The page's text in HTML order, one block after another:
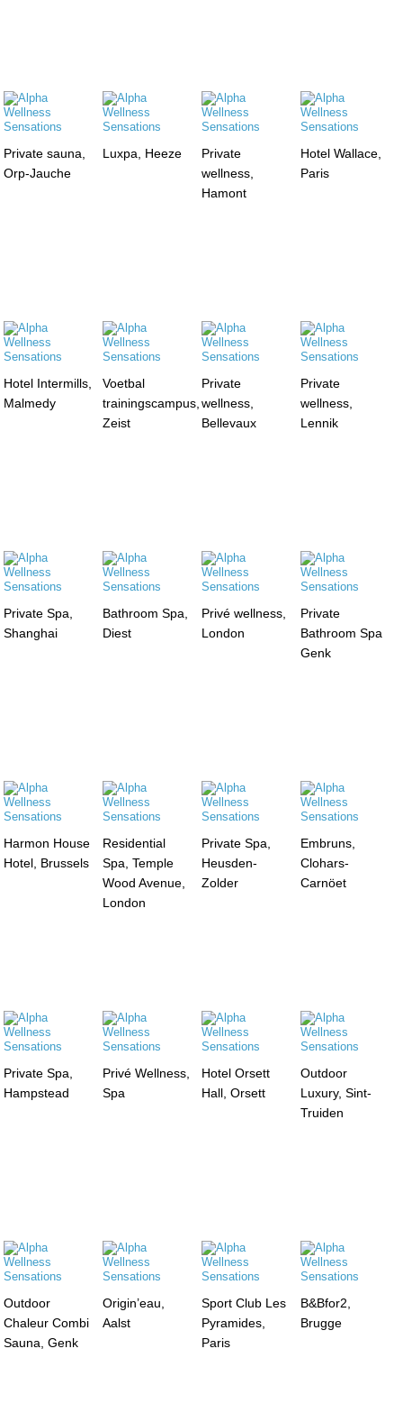
Private sauna,
Orp-Jauche
Luxpa, Heeze
Private
wellness,
Hamont
Hotel Wallace,
Paris
Hotel Intermills,
Malmedy
Voetbal
trainingscampus,
Zeist
Private
wellness,
Bellevaux
Private
wellness,
Lennik
Private Spa,
Shanghai
Bathroom Spa,
Diest
Privé wellness,
London
Private
Bathroom Spa
Genk
Harmon House
Hotel, Brussels
Residential
Spa, Temple
Wood Avenue,
London
Private Spa,
Heusden-
Zolder
Embruns,
Clohars-
Carnöet
Private Spa,
Hampstead
Privé Wellness,
Spa
Hotel Orsett
Hall, Orsett
Outdoor
Luxury, Sint-
Truiden
Outdoor
Chaleur Combi
Sauna, Genk
Origin’eau,
Aalst
Sport Club Les
Pyramides,
Paris
B&Bfor2,
Brugge